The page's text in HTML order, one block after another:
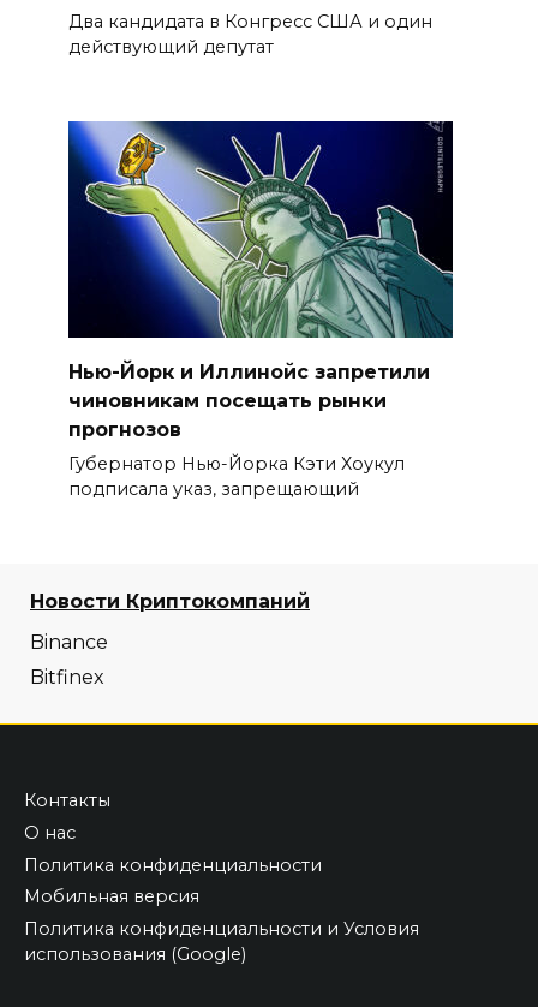
Два кандидата в Конгресс США и один
действующий депутат
Нью-Йорк и Иллинойс запретили
чиновникам посещать рынки
прогнозов
Губернатор Нью-Йорка Кэти Хоукул
подписала указ, запрещающий
Новости Криптокомпаний
Binance
Bitfinex
Контакты
О нас
Политика конфиденциальности
Мобильная версия
Политика конфиденциальности и Условия
использования (Google)